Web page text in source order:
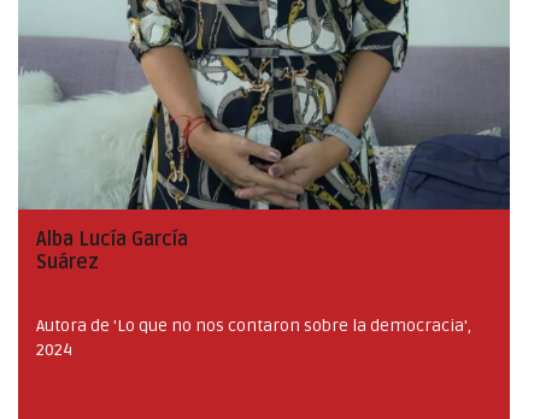
Alba Lucía García
Suárez
Autora de 'Lo que no nos contaron sobre la democracia',
2024